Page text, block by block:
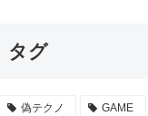
タグ
偽テクノ GAME